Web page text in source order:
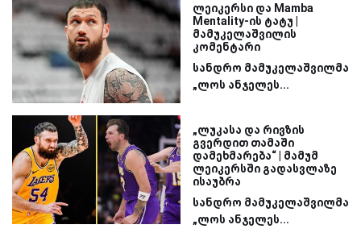
ლეიკერსი და Mamba
Mentality-ის ტატუ |
მამუკელაშვილის
კომენტარი
სანდრო მამუკელაშვილმა
„ლოს ანჯელეს...
„ლუკასა და რივზის
გვერდით თამაში
დამეხმარება“ | მამუმ
ლეიკერსში გადასვლაზე
ისაუბრა
სანდრო მამუკელაშვილმა
„ლოს ანჯელეს...